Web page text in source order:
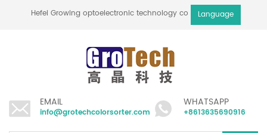
Hefei Growing optoelectronic technology co., ltdLanguage
EMAIL
info@grotechcolorsorter.com
WHATSAPP
+8613635690916